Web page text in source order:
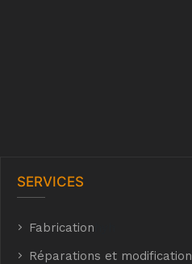
SERVICES
Fabrication
Réparations et modification